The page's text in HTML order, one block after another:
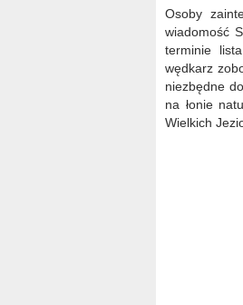
Osoby
wiadomość
terminie
wędkarz
niezbędne
na łonie
Wielkich